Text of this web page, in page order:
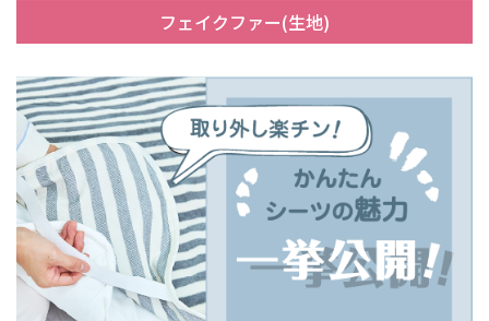
フェイクファー(生地)